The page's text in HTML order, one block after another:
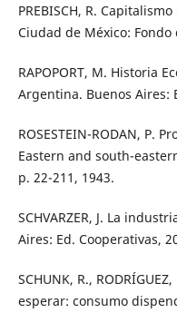
PREBISCH, R.
Ciudad de México:
RAPOPORT, M. Historia
Argentina. Buenos Aires:
ROSESTEIN-RODAN, P.
Eastern and south-
p. 22-211, 1943.
SCHVARZER, J. La
Aires: Ed. Cooperativas,
SCHUNK, R.,
esperar: consumo